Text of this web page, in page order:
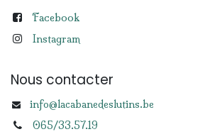
Facebook
Instagram
Nous contacter
info@lacabanedeslutins.be
065/33.57.19